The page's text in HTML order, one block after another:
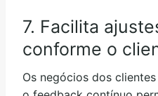
7. Facilita
conforme o
Os negócios dos